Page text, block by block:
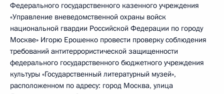
Федерального государственного казенного учреждения
«Управление вневедомственной охраны войск
национальной гвардии Российской Федерации по городу
Москве» Игорю Ерошенко провести проверку соблюдения
требований антитеррористической защищенности
федерального государственного бюджетного учреждения
культуры «Государственный литературный музей»,
расположенном по адресу: город Москва, улица